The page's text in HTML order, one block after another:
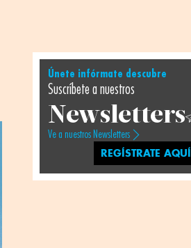
Únete infórmate descubre
Suscríbete a nuestros
Newsletters
Ve a nuestros Newsletters
REGÍSTRATE AQUÍ